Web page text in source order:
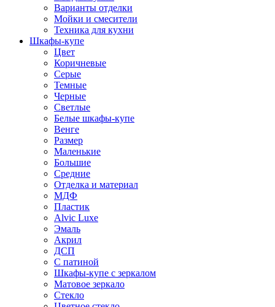
Варианты отделки
Мойки и смесители
Техника для кухни
Шкафы-купе
Цвет
Коричневые
Серые
Темные
Черные
Светлые
Белые шкафы-купе
Венге
Размер
Маленькие
Большие
Средние
Отделка и материал
МДФ
Пластик
Alvic Luxe
Эмаль
Акрил
ДСП
С патиной
Шкафы-купе с зеркалом
Матовое зеркало
Стекло